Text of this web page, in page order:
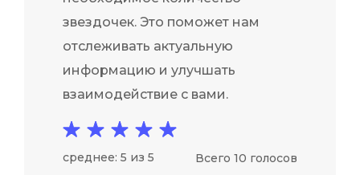
звездочек. Это поможет нам
отслеживать актуальную
информацию и улучшать
взаимодействие с вами.
среднее: 5 из 5 Всего 10 голосов